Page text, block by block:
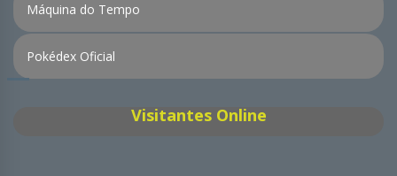
Máquina do Tempo
Pokédex Oficial
Visitantes Online